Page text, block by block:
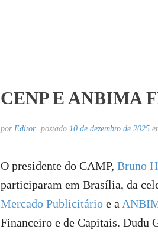
CENP E ANBIMA
por Editor postado 10 de dezembro de 2025
O presidente do CAMP, Bruno
participaram em Brasília, da
Mercado Publicitário e a
Financeiro e de Capitais. Dudu